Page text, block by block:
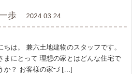
歩 2024.03.24
ちは。 兼六土地建物のスタッフです。
まにとって 理想の家とはどんな住宅で
か？ お客様の家づ […]